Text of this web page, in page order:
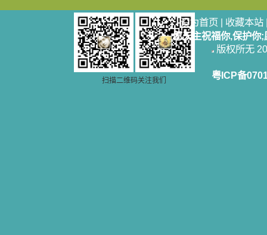
扫描二维码关注我们
设为首页 | 收藏本站
愿天主祝福你,保护你
版权所无
粤ICP备